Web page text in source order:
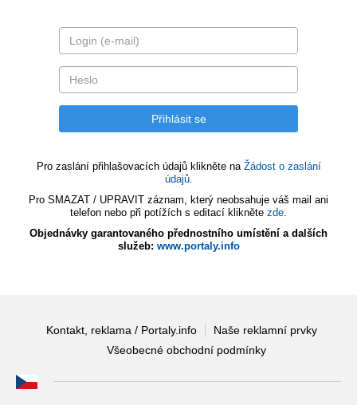
Pro zaslání přihlašovacích údajů klikněte na Žádost o zaslání
údajů.
Pro SMAZAT / UPRAVIT záznam, který neobsahuje váš mail ani
telefon nebo při potížích s editací klikněte zde.
Objednávky garantovaného přednostního umístění a dalších
služeb: www.portaly.info
Kontakt, reklama / Portaly.info
Naše reklamní prvky
Všeobecné obchodní podmínky